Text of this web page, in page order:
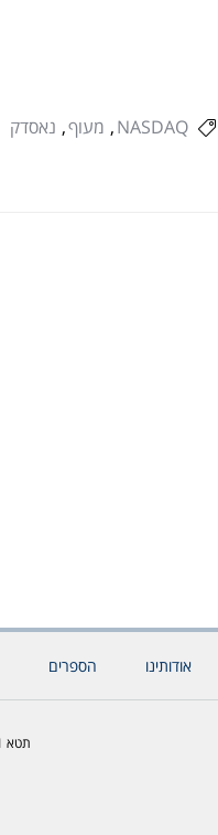
NASDAQ מעוף נאסדק
אודותינו הספרים
תטא 1 השקעות וניירות ערך בע”מ ובועז אילון אינם בעלי רישיון ייעוץ השקעות בתוקף(מותלה)